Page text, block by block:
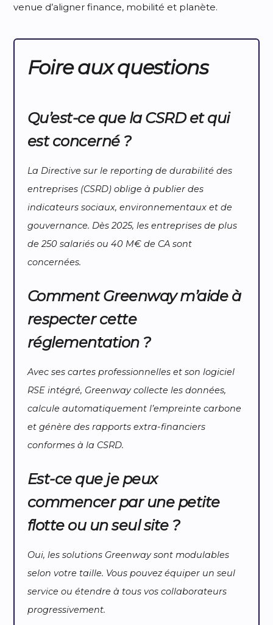
venue d’aligner finance, mobilité et planète.
Foire aux questions
Qu’est-ce que la CSRD et qui
est concerné ?
La Directive sur le reporting de durabilité des
entreprises (CSRD) oblige à publier des
indicateurs sociaux, environnementaux et de
gouvernance. Dès 2025, les entreprises de plus
de 250 salariés ou 40 M€ de CA sont
concernées.
Comment Greenway m’aide à
respecter cette
réglementation ?
Avec ses cartes professionnelles et son logiciel
RSE intégré, Greenway collecte les données,
calcule automatiquement l’empreinte carbone
et génère des rapports extra-financiers
conformes à la CSRD.
Est-ce que je peux
commencer par une petite
flotte ou un seul site ?
Oui, les solutions Greenway sont modulables
selon votre taille. Vous pouvez équiper un seul
service ou étendre à tous vos collaborateurs
progressivement.